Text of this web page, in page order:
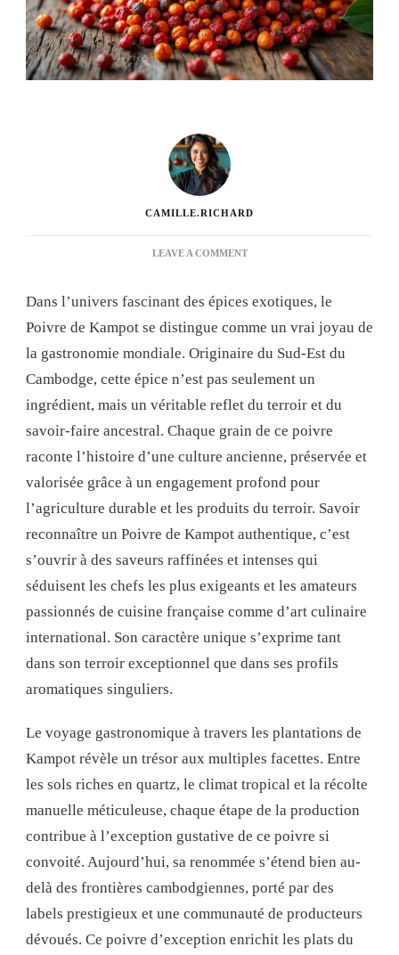
CAMILLE.RICHARD
LEAVE A COMMENTON
KAMPOT,
GUSTATIF
DÉCOUVRIR
ABSOLUMENT
Dans l’univers fascinant des épices exotiques, le
Poivre de Kampot se distingue comme un vrai joyau de
la gastronomie mondiale. Originaire du Sud-Est du
Cambodge, cette épice n’est pas seulement un
ingrédient, mais un véritable reflet du terroir et du
savoir-faire ancestral. Chaque grain de ce poivre
raconte l’histoire d’une culture ancienne, préservée et
valorisée grâce à un engagement profond pour
l’agriculture durable et les produits du terroir. Savoir
reconnaître un Poivre de Kampot authentique, c’est
s’ouvrir à des saveurs raffinées et intenses qui
séduisent les chefs les plus exigeants et les amateurs
passionnés de cuisine française comme d’art culinaire
international. Son caractère unique s’exprime tant
dans son terroir exceptionnel que dans ses profils
aromatiques singuliers.
Le voyage gastronomique à travers les plantations de
Kampot révèle un trésor aux multiples facettes. Entre
les sols riches en quartz, le climat tropical et la récolte
manuelle méticuleuse, chaque étape de la production
contribue à l’exception gustative de ce poivre si
convoité. Aujourd’hui, sa renommée s’étend bien au-
delà des frontières cambodgiennes, porté par des
labels prestigieux et une communauté de producteurs
dévoués. Ce poivre d’exception enrichit les plats du